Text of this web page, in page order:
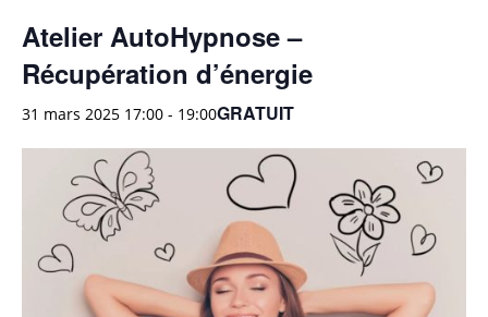
Atelier AutoHypnose –
Récupération d’énergie
31 mars 2025 17:00 - 19:00GRATUIT